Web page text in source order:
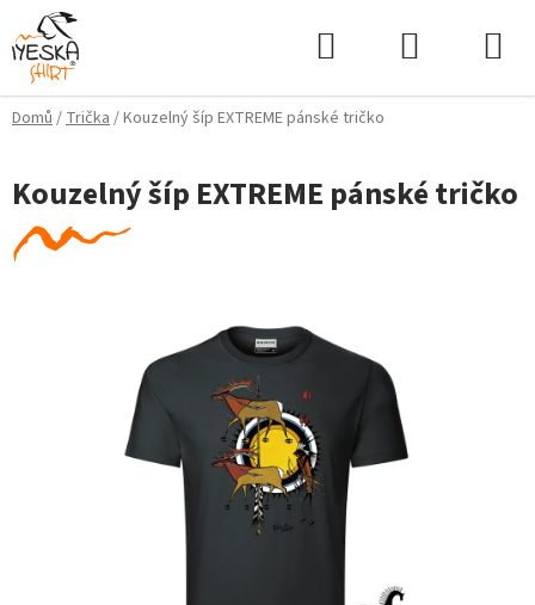
Přejít
na
obsah
Domů/Trička/Kouzelný šíp EXTREME pánské tričko
Kouzelný šíp EXTREME pánské tričko